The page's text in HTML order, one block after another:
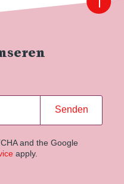
Senden
and the Google
apply.